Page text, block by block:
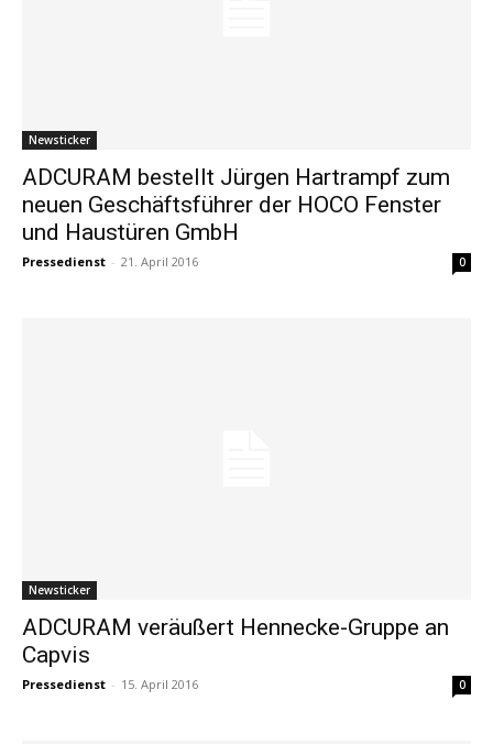
Newsticker
ADCURAM bestellt Jürgen Hartrampf zum
neuen Geschäftsführer der HOCO Fenster
und Haustüren GmbH
Pressedienst - 21. April 2016 0
Newsticker
ADCURAM veräußert Hennecke-Gruppe an
Capvis
Pressedienst - 15. April 2016 0